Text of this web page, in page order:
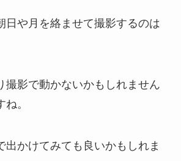
日や月を絡ませて撮影するのは
撮影で動かないかもしれません
。
出かけてみても良いかもしれま